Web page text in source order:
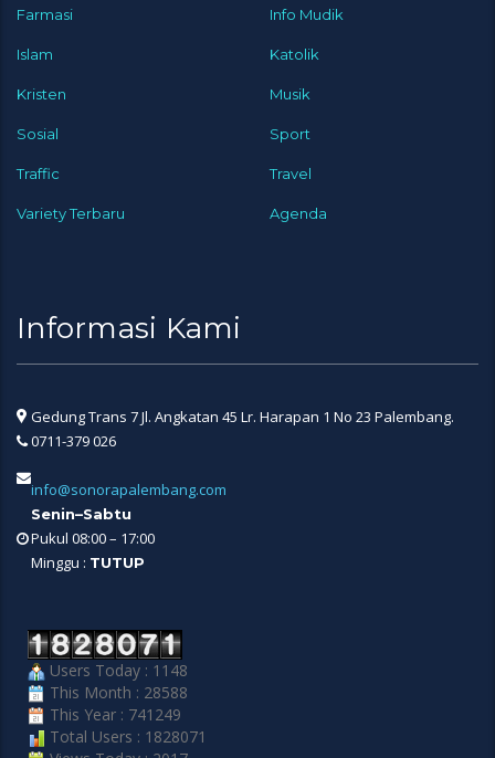
Farmasi Info Mudik
Islam Katolik
Kristen Musik
Sosial Sport
Traffic Travel
Variety Terbaru Agenda
Informasi Kami
Gedung Trans 7 Jl. Angkatan 45 Lr. Harapan 1 No 23 Palembang.
0711-379 026
info@sonorapalembang.com
Senin–Sabtu
Pukul 08:00 – 17:00
Minggu : TUTUP
Users Today : 1148
This Month : 28588
This Year : 741249
Total Users : 1828071